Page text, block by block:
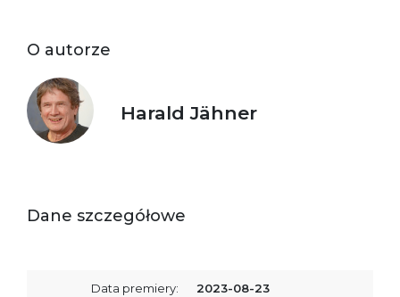
O autorze
Harald Jähner
Dane szczegółowe
Data premiery: 2023-08-23